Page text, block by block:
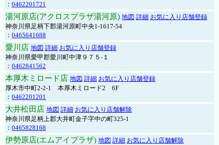
： 0462201721
湯河原店(アクロスプラザ湯河原) 地図 詳細 お気に入り店舗登録
神奈川県足柄下郡湯河原町中央1-1617-54
： 0465641688
愛川店 地図 詳細 お気に入り店舗登録
神奈川県愛甲郡愛川町中津９７５-１
： 0462841562
本厚木ミロード店 地図 詳細 お気に入り店舗登録
厚木市中町2-2-1 本厚木ミロード2 6F
： 0462201201
大井松田店 地図 詳細 お気に入り店舗解除
神奈川県足柄上郡大井町金子字中の町325-1
： 0465828168
伊勢原店(エムアイプラザ) 地図 詳細 お気に入り店舗解除